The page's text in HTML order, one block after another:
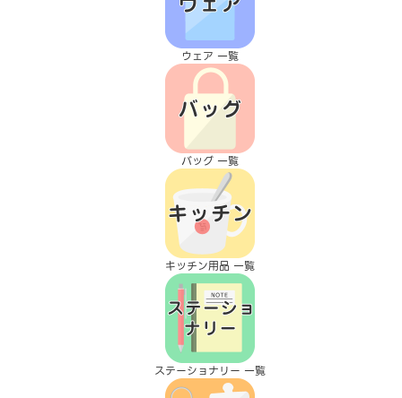
ウェア 一覧
バッグ 一覧
キッチン用品 一覧
ステーショナリー 一覧